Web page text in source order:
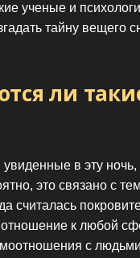
ученые и
тайну вещего
ли
в эту
это связано с
считалась
к любой
с